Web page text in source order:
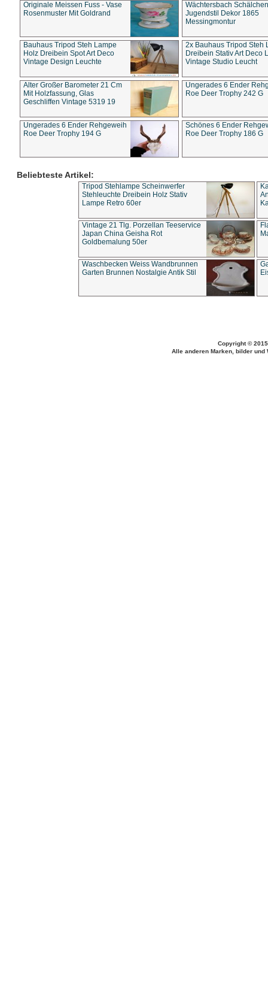
Originale Meissen Fuss - Vase
Rosenmuster Mit Goldrand
Wächtersbach Schälchen
Jugendstil Dekor 1865
Messingmontur
Bauhaus Tripod Steh Lampe
Holz Dreibein Spot Art Deco
Vintage Design Leuchte
2x Bauhaus Tripod Steh
Dreibein Stativ Art Deco
Vintage Studio Leucht
Alter Großer Barometer 21 Cm
Mit Holzfassung, Glas
Geschliffen Vintage 5319 19
Ungerades 6 Ender
Roe Deer Trophy 242 G
Ungerades 6 Ender Rehgeweih
Roe Deer Trophy 194 G
Schönes 6 Ender
Roe Deer Trophy 186 G
Beliebteste Artikel:
Tripod Stehlampe Scheinwerfer
Stehleuchte Dreibein Holz Stativ
Lampe Retro 60er
Vintage 21 Tlg. Porzellan Teeservice
Japan China Geisha Rot
Goldbemalung 50er
Waschbecken Weiss Wandbrunnen
Garten Brunnen Nostalgie Antik Stil
Copyright ©
Alle anderen Marken, bilder und